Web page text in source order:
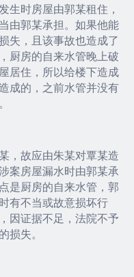
生时房屋由郭某租住，
由郭某承担。如果他能
失，且该事故也造成了
厨房的自来水管晚上破
居住，所以给楼下造成
成的，之前水管并没有
，故应由朱某对覃某造
案房屋漏水时由郭某承
是厨房的自来水管，郭
有不当或故意损坏行
因证据不足，法院不予
损失。